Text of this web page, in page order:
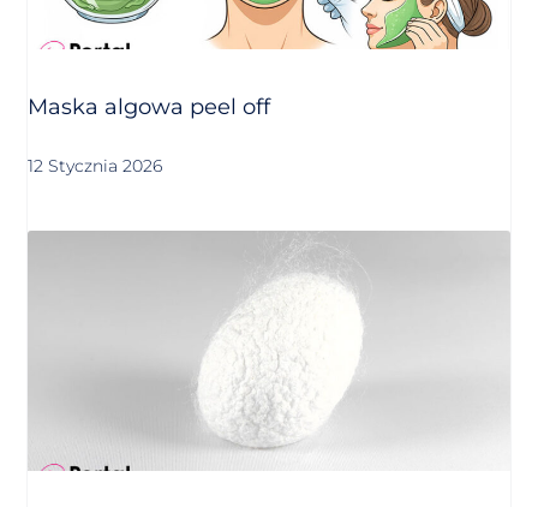
Maska algowa peel off
12 Stycznia 2026